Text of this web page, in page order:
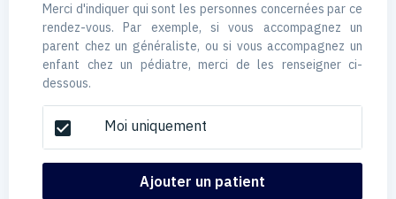
Merci d'indiquer qui sont les personnes concernées par ce
rendez-vous. Par exemple, si vous accompagnez un
parent chez un généraliste, ou si vous accompagnez un
enfant chez un pédiatre, merci de les renseigner ci-
dessous.
check_box Moi uniquement
Ajouter un patient